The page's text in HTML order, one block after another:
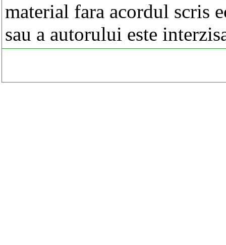
material fara acordul scris
sau a autorului este